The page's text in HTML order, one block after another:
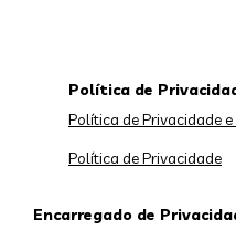
Política de
Política de Privacidade
Política de Privacidade
Encarregado de